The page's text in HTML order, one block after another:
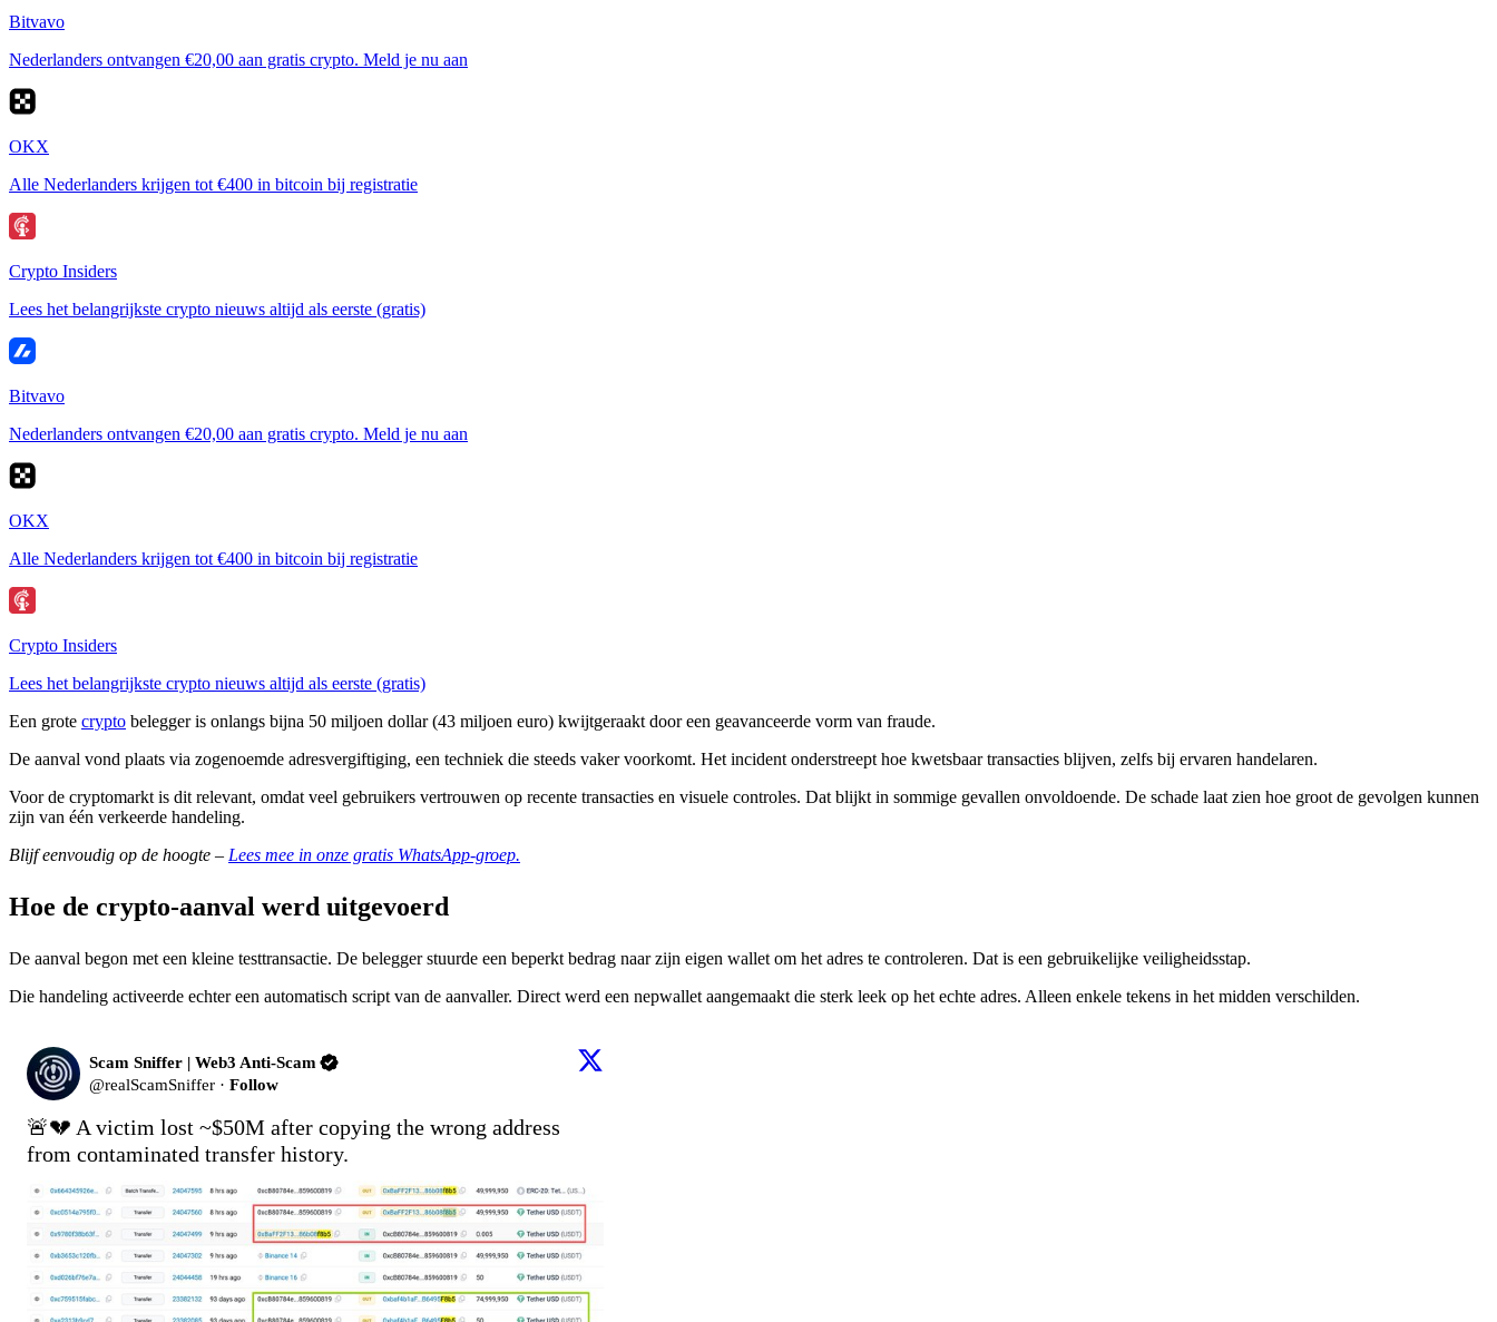
Bitvavo
Nederlanders ontvangen €20,00 aan gratis crypto. Meld je nu aan
OKX
Alle Nederlanders krijgen tot €400 in bitcoin bij registratie
Crypto Insiders
Lees het belangrijkste crypto nieuws altijd als eerste (gratis)
Bitvavo
Nederlanders ontvangen €20,00 aan gratis crypto. Meld je nu aan
OKX
Alle Nederlanders krijgen tot €400 in bitcoin bij registratie
Crypto Insiders
Lees het belangrijkste crypto nieuws altijd als eerste (gratis)
Een grote crypto belegger is onlangs bijna 50 miljoen dollar (43 miljoen euro) kwijtgeraakt door een geavanceerde vorm van fraude.
De aanval vond plaats via zogenoemde adresvergiftiging, een techniek die steeds vaker voorkomt. Het incident onderstreept hoe kwetsbaar transacties blijven, zelfs bij ervaren handelaren.
Voor de cryptomarkt is dit relevant, omdat veel gebruikers vertrouwen op recente transacties en visuele controles. Dat blijkt in sommige gevallen onvoldoende. De schade laat zien hoe groot de gevolgen kunnen
zijn van één verkeerde handeling.
Blijf eenvoudig op de hoogte – Lees mee in onze gratis WhatsApp-groep.
Hoe de crypto-aanval werd uitgevoerd
De aanval begon met een kleine testtransactie. De belegger stuurde een beperkt bedrag naar zijn eigen wallet om het adres te controleren. Dat is een gebruikelijke veiligheidsstap.
Die handeling activeerde echter een automatisch script van de aanvaller. Direct werd een nepwallet aangemaakt die sterk leek op het echte adres. Alleen enkele tekens in het midden verschilden.
Scam Sniffer | Web3 Anti-Scam
@realScamSniffer · Follow
🚨💔 A victim lost ~$50M after copying the wrong address
from contaminated transfer history.